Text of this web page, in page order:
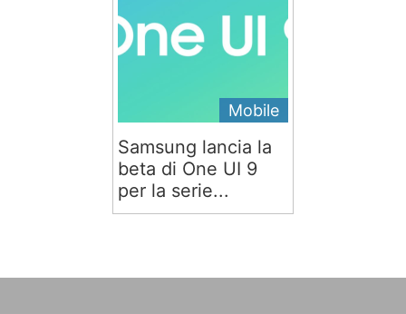
Mobile
Samsung lancia la
beta di One UI 9
per la serie...